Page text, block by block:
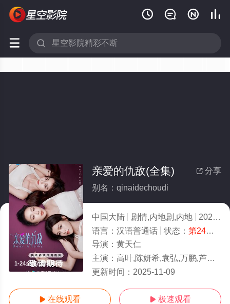
   
 
1-24全集/大结局
 分享
亲爱的仇敌(全集)
别名：qinaidechoudi
中国大陆 剧情,内地剧,内地 2025
语言： 汉语普通话 状态： 第24集完结
导演： 黄天仁
主演： 高叶,陈妍希,袁弘,万鹏,芦芳生,卢东旭
更新时间： 2025-11-09
 在线观看  极速观看